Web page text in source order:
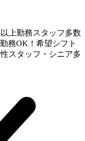
上勤務スタッフ多数
務OK！希望シフト
スタッフ・シニア多